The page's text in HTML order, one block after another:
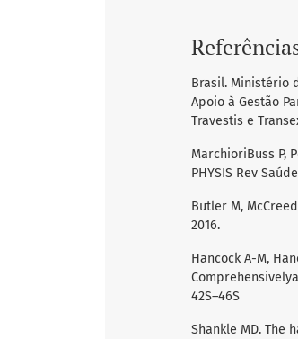
Brasil. Ministério
Apoio à Gestão
Travestis e
MarchioriBuss P,
PHYSIS Rev
Butler M,
2016.
Hancock A-M,
42S–46S
Shankle MD. The